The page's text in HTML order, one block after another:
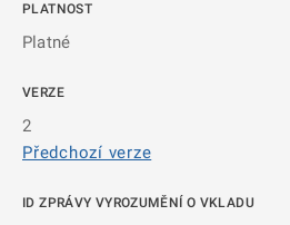
PLATNOST
Platné
VERZE
2
Předchozí verze
ID ZPRÁVY VYROZUMĚNÍ O VKLADU